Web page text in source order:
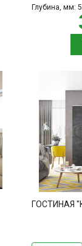
Глубина, мм:
ГОСТИНАЯ